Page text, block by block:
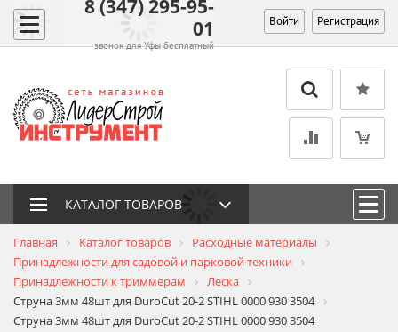
8 (347) 295-95-
01
звонок для Уфы бесплатный
Войти Регистрация
КАТАЛОГ ТОВАРОВ
Главная Каталог товаров
Расходные материалы
Принадлежности для садовой и парковой техники
Принадлежности к триммерам
Леска
Струна 3мм 48шт для DuroCut 20-2 STIHL 0000 930 3504
Струна 3мм 48шт для DuroCut 20-2 STIHL 0000 930 3504